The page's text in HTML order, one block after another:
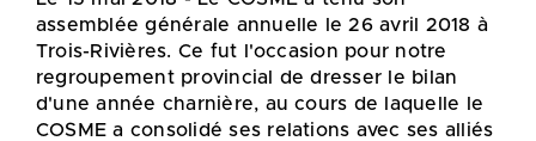
assemblée générale annuelle le 26 avril 2018 à
Trois-Rivières. Ce fut l'occasion pour notre
regroupement provincial de dresser le bilan
d'une année charnière, au cours de laquelle le
COSME a consolidé ses relations avec ses alliés